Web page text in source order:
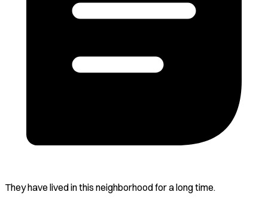
They have lived in this neighborhood for a long time.